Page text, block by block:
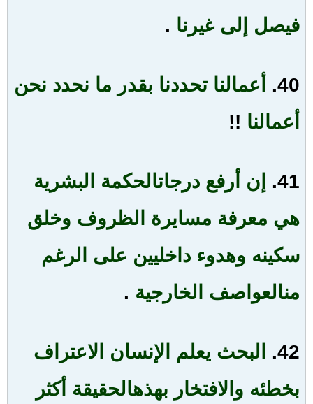
فيصل إلى غيرنا .
40.
أعمالنا تحددنا بقدر ما نحدد نحن
أعمالنا !!
41. إن أرفع درجاتالحكمة البشرية
هي معرفة مسايرة الظروف وخلق
سكينه وهدوء داخليين على الرغم
منالعواصف الخارجية .
42.
البحث يعلم الإنسان الاعتراف
بخطئه والافتخار بهذهالحقيقة أكثر